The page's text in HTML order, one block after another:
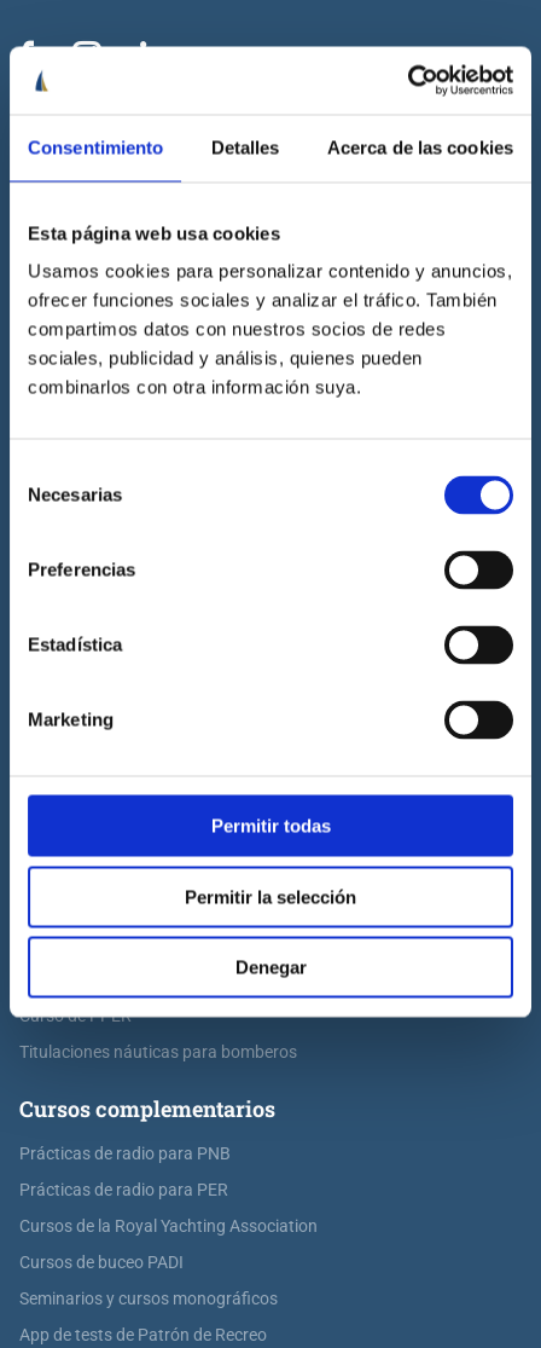
Consentimiento Detalles Acerca de las cookies
Esta página web usa cookies
Usamos cookies para personalizar contenido y anuncios,
ofrecer funciones sociales y analizar el tráfico. También
compartimos datos con nuestros socios de redes
sociales, publicidad y análisis, quienes pueden
combinarlos con otra información suya.
Necesarias
Preferencias
Estadística
Marketing
Permitir todas
Permitir la selección
Denegar
Escuela náutica
Contacta con Cenáutica
Historia de Cenáutica
Trabaja con Cenáutica
Sala de prensa
Preguntas frecuentes
Prácticas de titulaciones náuticas
Prácticas de habilitación a vela
Titulaciones náuticas
Curso de Licencia de Navegación
Curso de PNB
Curso de Patrón de Yate
Curso de PPER
Titulaciones náuticas para bomberos
Cursos complementarios
Prácticas de radio para PNB
Prácticas de radio para PER
Cursos de la Royal Yachting Association
Cursos de buceo PADI
Seminarios y cursos monográficos
App de tests de Patrón de Recreo